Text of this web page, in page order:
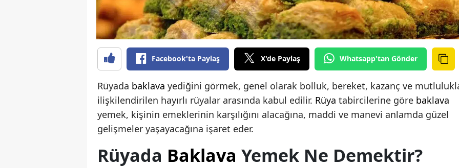
Facebook'ta Paylaş X'de Paylaş Whatsapp'tan Gönder
Rüyada baklava yediğini görmek, genel olarak bolluk, bereket, kazanç ve
ilişkilendirilen hayırlı rüyalar arasında kabul edilir. Rüya tabircilerine göre baklava
yemek, kişinin emeklerinin karşılığını alacağına, maddi ve manevi anlamda güzel
gelişmeler yaşayacağına işaret eder.
Rüyada Baklava Yemek Ne Demektir?